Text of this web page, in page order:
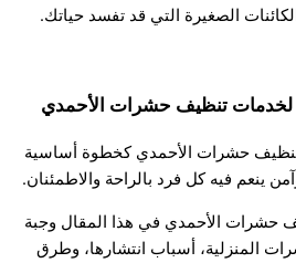
الصغيرة التي قد تفسد حياتك.
لخدمات تنظيف حشرات الأحمدي
تنظيف حشرات الأحمدي كخطوة أساسية
فيه كل فرد بالراحة والاطمئنان.
حشرات الأحمدي في هذا المقال وجبة
المنزلية، أسباب انتشارها، وطرق